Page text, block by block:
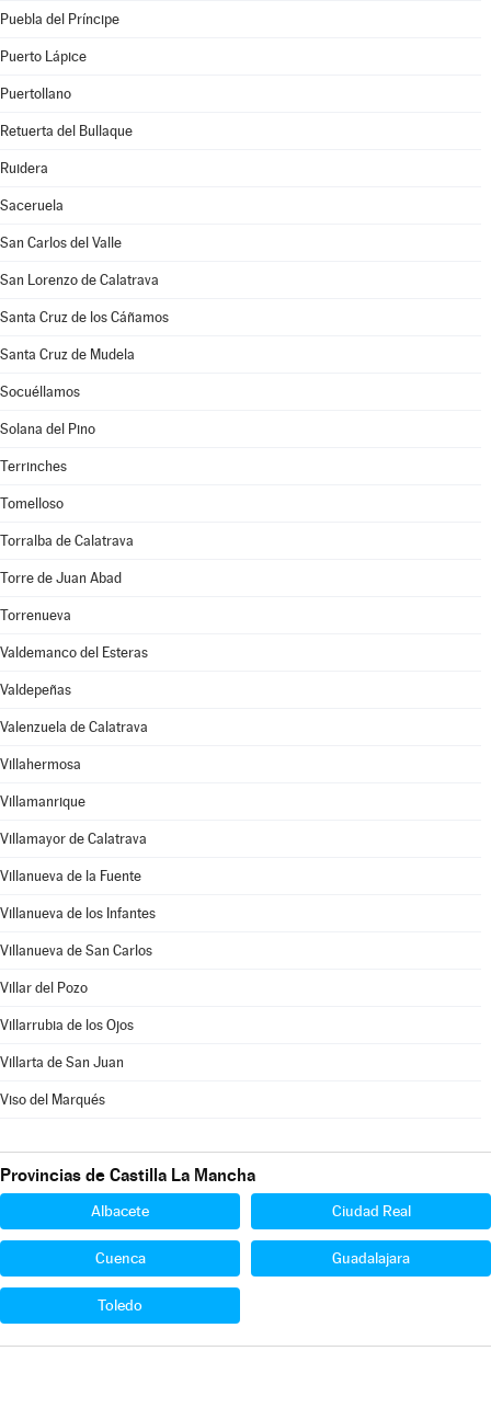
Puebla del Príncipe
Puerto Lápice
Puertollano
Retuerta del Bullaque
Ruidera
Saceruela
San Carlos del Valle
San Lorenzo de Calatrava
Santa Cruz de los Cáñamos
Santa Cruz de Mudela
Socuéllamos
Solana del Pino
Terrinches
Tomelloso
Torralba de Calatrava
Torre de Juan Abad
Torrenueva
Valdemanco del Esteras
Valdepeñas
Valenzuela de Calatrava
Villahermosa
Villamanrique
Villamayor de Calatrava
Villanueva de la Fuente
Villanueva de los Infantes
Villanueva de San Carlos
Villar del Pozo
Villarrubia de los Ojos
Villarta de San Juan
Viso del Marqués
Provincias de Castilla La Mancha
Albacete Ciudad Real
Cuenca Guadalajara
Toledo